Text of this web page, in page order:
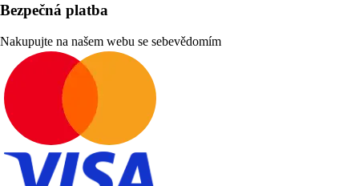
Bezpečná platba
Nakupujte na našem webu se sebevědomím